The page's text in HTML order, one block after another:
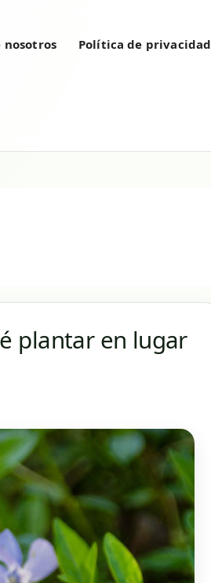
nosotros Política de privacidad
plantar en lugar